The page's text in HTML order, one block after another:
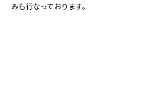
みも行なっております。